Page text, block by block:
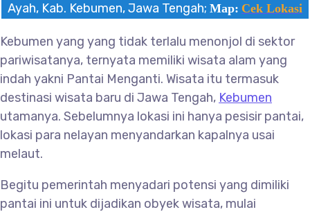
Ayah, Kab. Kebumen, Jawa Tengah; Map: Cek Lokasi
Kebumen yang yang tidak terlalu menonjol di sektor
pariwisatanya, ternyata memiliki wisata alam yang
indah yakni Pantai Menganti. Wisata itu termasuk
destinasi wisata baru di Jawa Tengah, Kebumen
utamanya. Sebelumnya lokasi ini hanya pesisir pantai,
lokasi para nelayan menyandarkan kapalnya usai
melaut.
Begitu pemerintah menyadari potensi yang dimiliki
pantai ini untuk dijadikan obyek wisata, mulai